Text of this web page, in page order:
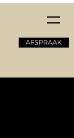
AFSPRAAK